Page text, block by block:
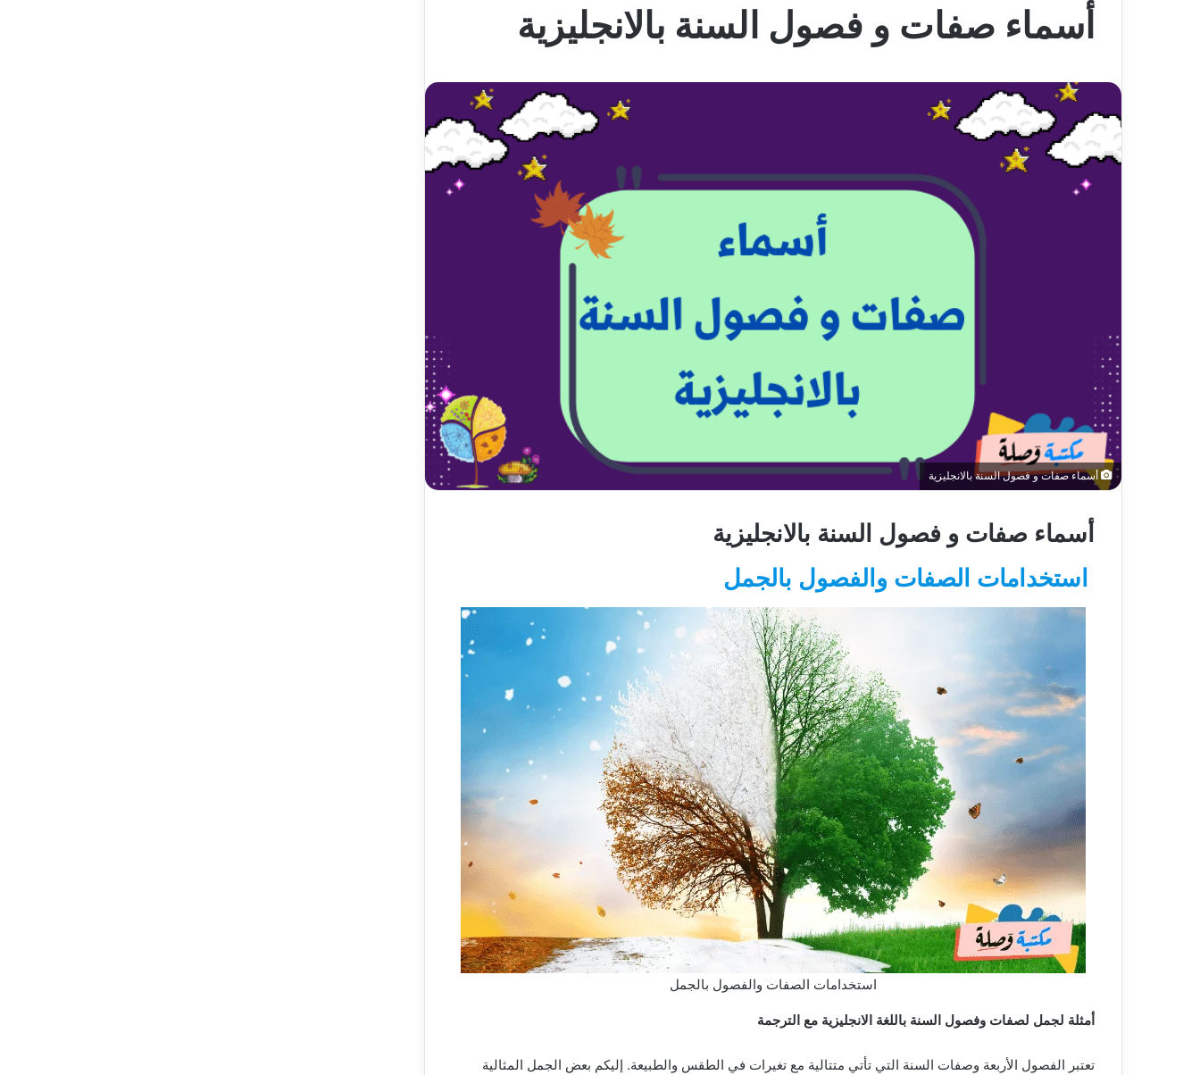
أسماء صفات و فصول السنة بالانجليزية
أسماء صفات و فصول السنة بالانجليزية
أسماء صفات و فصول السنة بالانجليزية
استخدامات الصفات والفصول بالجمل
استخدامات الصفات والفصول بالجمل
أمثلة لجمل لصفات وفصول السنة باللغة الانجليزية مع الترجمة
تعتبر الفصول الأربعة وصفات السنة التي تأتي متتالية مع تغيرات في الطقس والطبيعة. إليكم بعض الجمل المثالية